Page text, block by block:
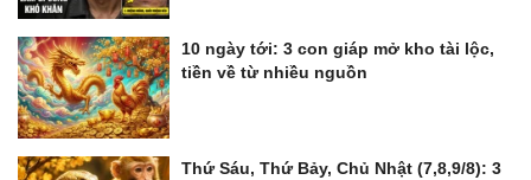
10 ngày tới: 3 con giáp mở kho tài lộc,
tiền về từ nhiều nguồn
Thứ Sáu, Thứ Bảy, Chủ Nhật (7,8,9/8): 3